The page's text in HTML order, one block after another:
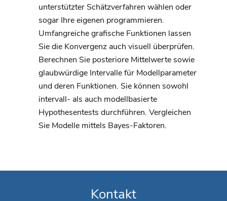
unterstützter Schätzverfahren wählen oder
sogar Ihre eigenen programmieren.
Umfangreiche grafische Funktionen lassen
Sie die Konvergenz auch visuell überprüfen.
Berechnen Sie posteriore Mittelwerte sowie
glaubwürdige Intervalle für Modellparameter
und deren Funktionen. Sie können sowohl
intervall- als auch modellbasierte
Hypothesentests durchführen. Vergleichen
Sie Modelle mittels Bayes-Faktoren.
Kontakt